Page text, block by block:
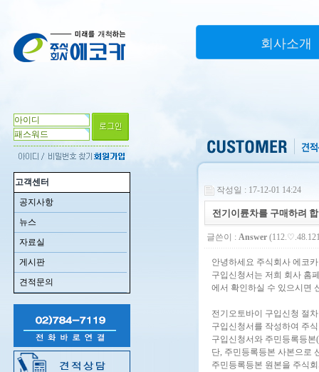
고객센터
공지사항
뉴스
자료실
게시판
견적문의
회사소개
작성일 : 17-12-01 14:24
전기이륜차를 구매하려
글쓴이 : Answer
안녕하세요 주식회사 에코
구입신청서는 저희 회사 홈
에서 확인하실 수 있으시면
전기오토바이 구입신청 절
구입신청서를 작성하여 주
구입신청서와 주민등록등
단, 주민등록등본 사본으로
주민등록등본 원본을 주식